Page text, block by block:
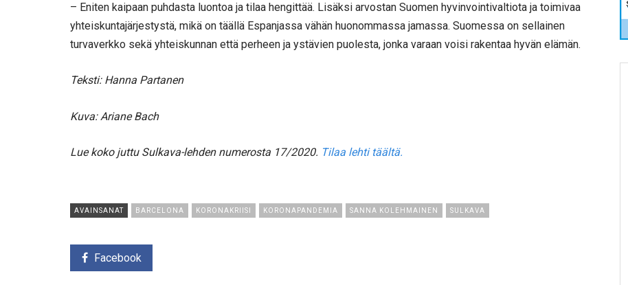
– Eniten kaipaan puhdasta luontoa ja tilaa hengittää. Lisäksi arvostan Suomen hyvinvointivaltiota ja toimivaa
yhteiskuntajärjestystä, mikä on täällä Espanjassa vähän huonommassa jamassa. Suomessa on sellainen
turvaverkko sekä yhteiskunnan että perheen ja ystävien puolesta, jonka varaan voisi rakentaa hyvän elämän.
Teksti: Hanna Partanen
Kuva: Ariane Bach
Lue koko juttu Sulkava-lehden numerosta 17/2020. Tilaa lehti täältä.
AVAINSANAT BARCELONA KORONAKRIISI KORONAPANDEMIA SANNA KOLEHMAINEN SULKAVA
Facebook